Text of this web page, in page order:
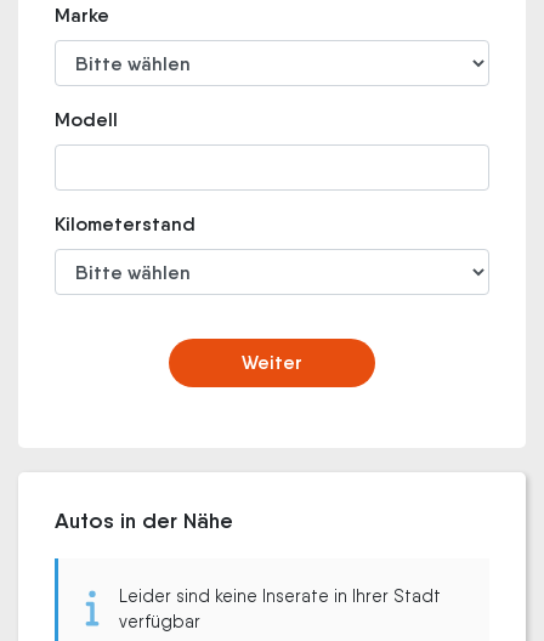
Marke
Modell
Kilometerstand
Weiter
Autos in der Nähe
Leider sind keine Inserate in Ihrer Stadt
verfügbar